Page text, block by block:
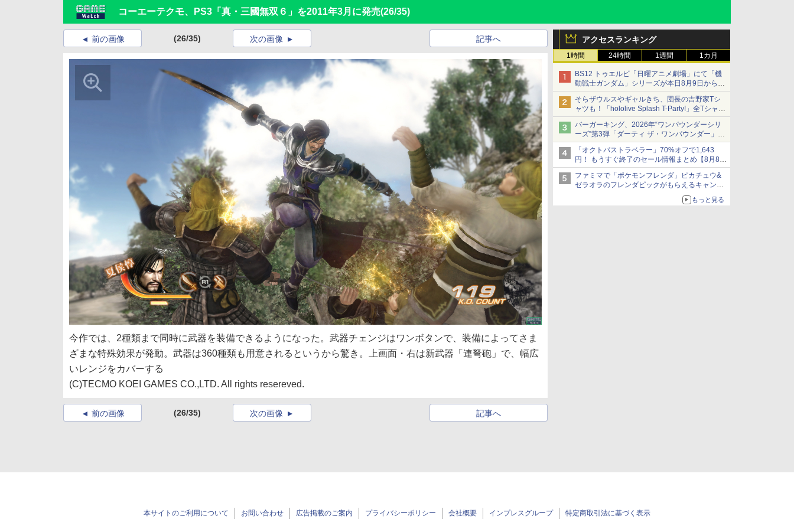
コーエーテクモ、PS3「真・三國無双６」を2011年3月に発売(26/35)
アクセスランキング
1時間 24時間 1週間 1カ月
BS12 トゥエルビ「日曜アニメ劇場」にて「機
動戦士ガンダム」シリーズが本日8月9日から8
週連続で放送
初回は「機動戦士ガンダム【HDリマスター
版】」
そらザウルスやギャルきち、団長の吉野家Tシ
ャツも！「hololive Splash T-Party!」全Tシャツ
ラインナップ公開＆オンライン販売開始
バーガーキング、2026年“ワンパウンダーシリ
ーズ”第3弾「ダーティ ザ・ワンパウンダー」を
8月7日発売
「特製ガーリックマヨソース」を使用した超大
型チーズバーガー
「オクトパストラベラー」70%オフで1,643
円！ もうすぐ終了のセール情報まとめ【8月8日
更新】
ニンテンドーeショップでは「大神 絶景版」が
67%オフで990円
ファミマで「ポケモンフレンダ」ピカチュウ&
ゼラオラのフレンダピックがもらえるキャンペ
もっと見る
前の画像 (26/35) 記事へ
次の画像
今作では、2種類まで同時に武器を装備できるようになった。武器チェンジはワンボタンで、装備によってさま
ざまな特殊効果が発動。武器は360種類も用意されるというから驚き。上画面・右は新武器「連弩砲」で、幅広
いレンジをカバーする
(C)TECMO KOEI GAMES CO.,LTD. All rights resereved.
前の画像 (26/35) 記事へ
次の画像
本サイトのご利用について お問い合わせ 広告掲載のご案内 プライバシーポリシー 会社概要 インプレスグループ 特定商取引法に基づく表示